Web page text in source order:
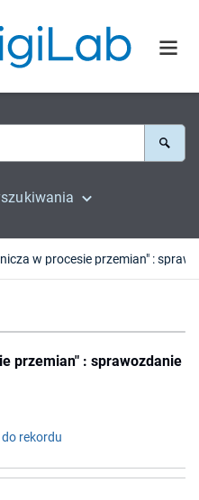
przemian" : sprawozdanie
rekordu